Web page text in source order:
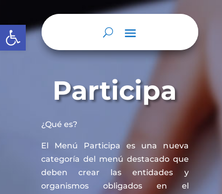
Abrir barra de herramientas
Participa
¿Qué es?
El Menú Participa es una nueva
categoría del menú destacado que
deben crear las entidades y
organismos obligados en el